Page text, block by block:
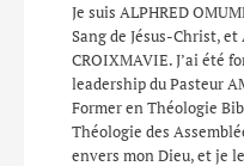
Je suis ALPHRED
Sang de Jésus-Christ,
CROIXMAVIE. J’ai été
leadership du Pasteur
Former en Théologie
Théologie des
envers mon Dieu, et je